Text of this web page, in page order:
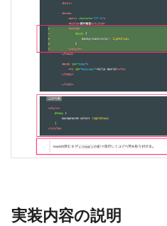
実装内容の説明